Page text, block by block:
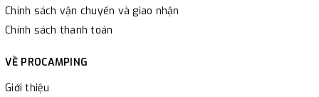
Chính sách vận chuyển và giao nhận
Chính sách thanh toán
VỀ PROCAMPING
Giới thiệu